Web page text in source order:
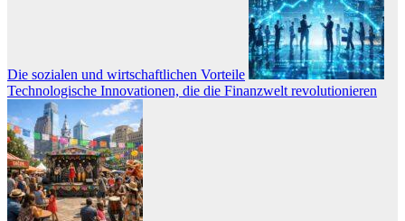
Die sozialen und wirtschaftlichen Vorteile
Technologische Innovationen, die die Finanzwelt revolutionieren